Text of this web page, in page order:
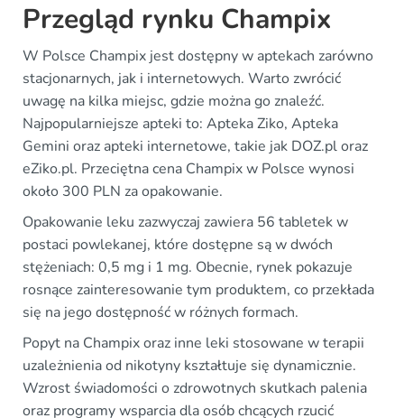
Przegląd rynku Champix
W Polsce Champix jest dostępny w aptekach zarówno
stacjonarnych, jak i internetowych. Warto zwrócić
uwagę na kilka miejsc, gdzie można go znaleźć.
Najpopularniejsze apteki to: Apteka Ziko, Apteka
Gemini oraz apteki internetowe, takie jak DOZ.pl oraz
eZiko.pl. Przeciętna cena Champix w Polsce wynosi
około 300 PLN za opakowanie.
Opakowanie leku zazwyczaj zawiera 56 tabletek w
postaci powlekanej, które dostępne są w dwóch
stężeniach: 0,5 mg i 1 mg. Obecnie, rynek pokazuje
rosnące zainteresowanie tym produktem, co przekłada
się na jego dostępność w różnych formach.
Popyt na Champix oraz inne leki stosowane w terapii
uzależnienia od nikotyny kształtuje się dynamicznie.
Wzrost świadomości o zdrowotnych skutkach palenia
oraz programy wsparcia dla osób chcących rzucić